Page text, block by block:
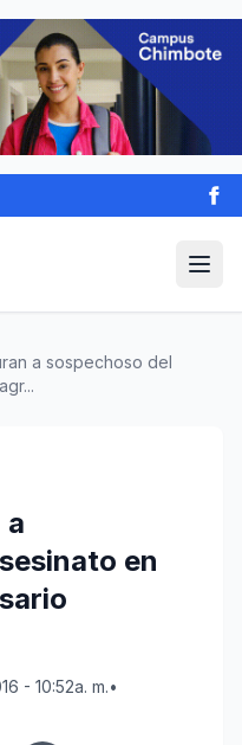
a sospechoso del
a
en
- 10:52a. m.•